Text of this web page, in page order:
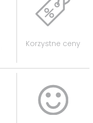
Korzystne ceny